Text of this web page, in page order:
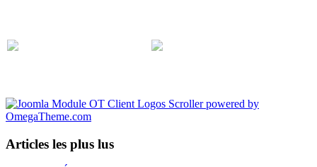
Articles les plus lus